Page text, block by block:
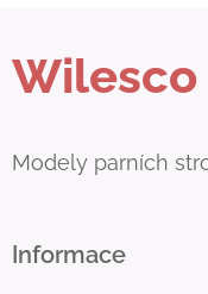
Wilesco
Modely parních
Informace